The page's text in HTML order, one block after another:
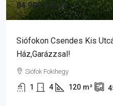
84 900 000 Ft
Siófokon Csendes Kis
Ház,garázzsal!
Siófok Fokihegy
1 4 120 m²